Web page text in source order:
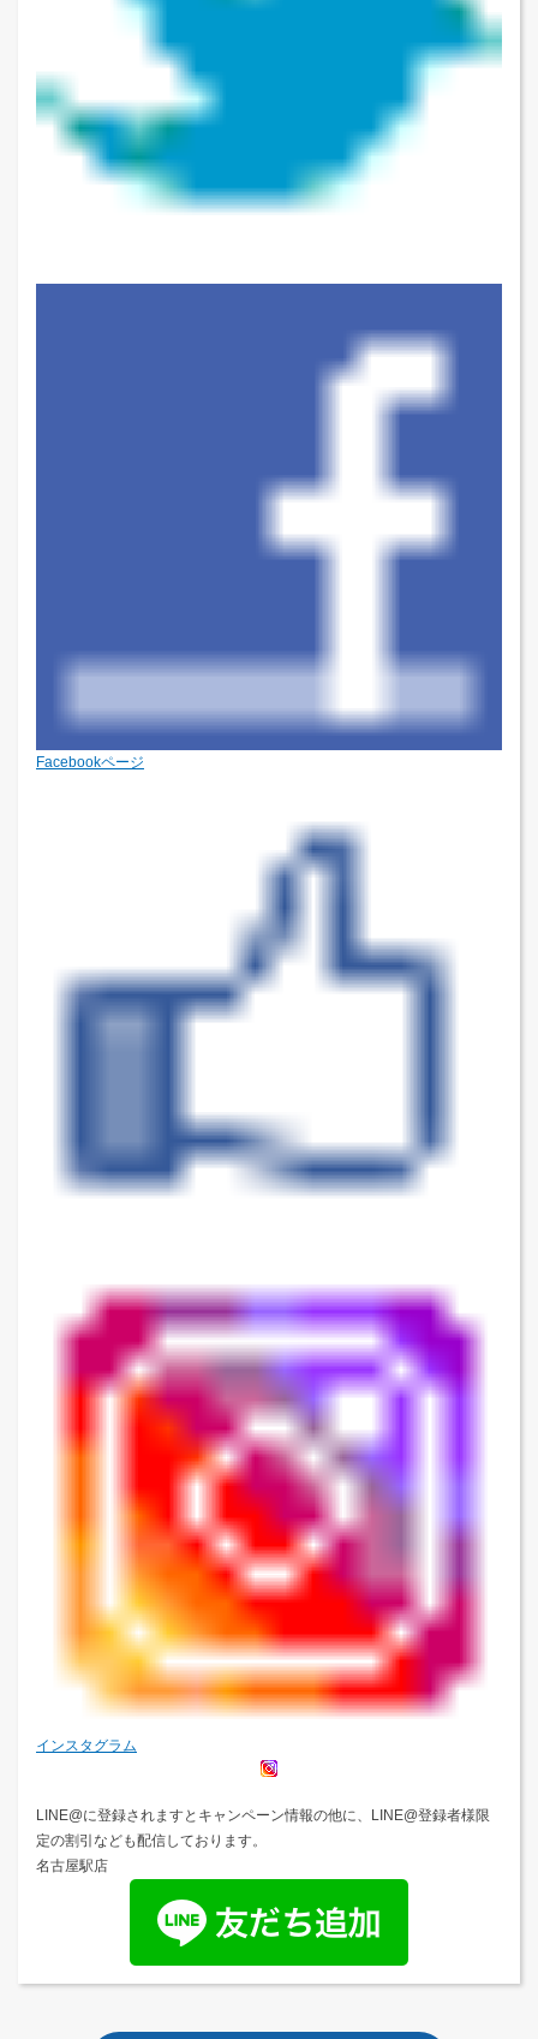
Facebookページ
インスタグラム
LINE@に登録されますとキャンペーン情報の他に、LINE@登録者様限
定の割引なども配信しております。
名古屋駅店